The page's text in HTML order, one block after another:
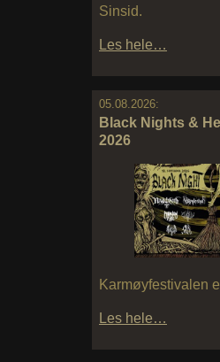
Sinsid.
Les hele…
05.08.2026:
Black Nights &
2026
Karmøyfestivalen
Les hele…